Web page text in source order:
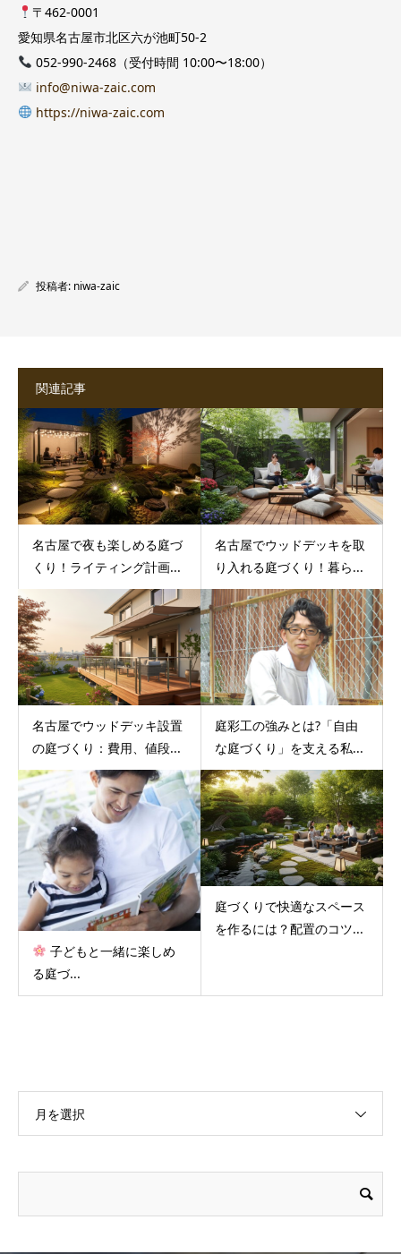
〒462-0001
愛知県名古屋市北区六が池町50-2
052-990-2468（受付時間 10:00〜18:00）
info@niwa-zaic.com
https://niwa-zaic.com
投稿者: niwa-zaic
関連記事
名古屋で夜も楽しめる庭づ
くり！ライティング計画...
名古屋でウッドデッキを取
り入れる庭づくり！暮ら...
名古屋でウッドデッキ設置
の庭づくり：費用、値段...
庭彩工の強みとは?「自由
な庭づくり」を支える私...
子どもと一緒に楽しめ
る庭づ...
庭づくりで快適なスペース
を作るには？配置のコツ...
月を選択